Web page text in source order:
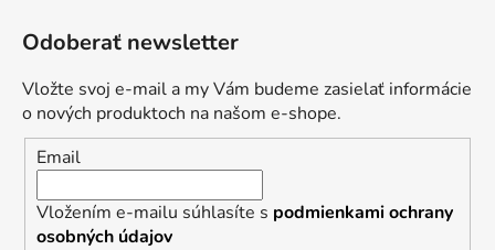
Odoberať newsletter
Vložte svoj e-mail a my Vám budeme zasielať informácie
o nových produktoch na našom e-shope.
Email
Vložením e-mailu súhlasíte s podmienkami ochrany
osobných údajov